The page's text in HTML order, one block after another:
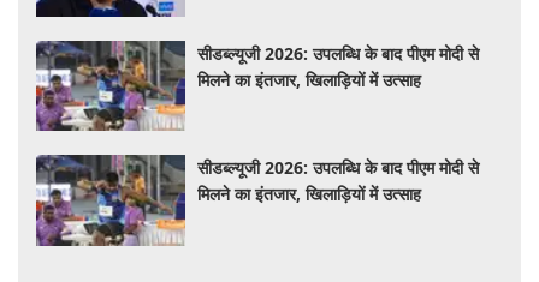
सीडब्ल्यूजी 2026: उपलब्धि के बाद पीएम मोदी से
मिलने का इंतजार, खिलाड़ियों में उत्साह
सीडब्ल्यूजी 2026: उपलब्धि के बाद पीएम मोदी से
मिलने का इंतजार, खिलाड़ियों में उत्साह